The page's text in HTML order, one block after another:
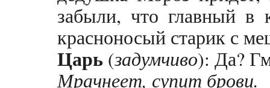
забыли, что главный в
красноносый старик с
Царь (задумчиво): Да?
Мрачнеет, супит брови.